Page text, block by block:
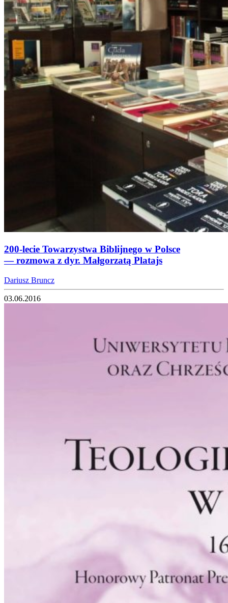
200-lecie Towarzystwa Biblijnego w Polsce
— rozmowa z dyr. Małgorzatą Platajs
Dariusz Bruncz
03.06.2016